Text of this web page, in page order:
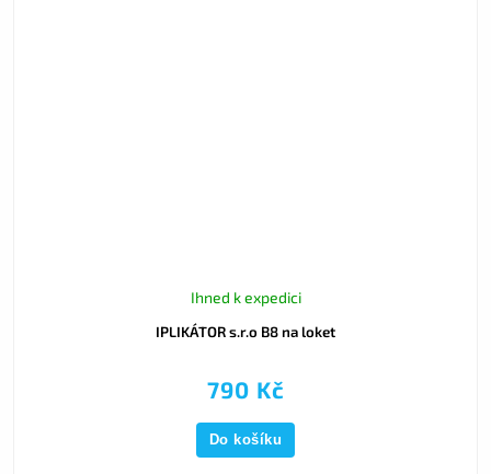
IPLIKÁTOR s.r.o B8 na loket
Ihned k expedici
790 Kč
Do košíku